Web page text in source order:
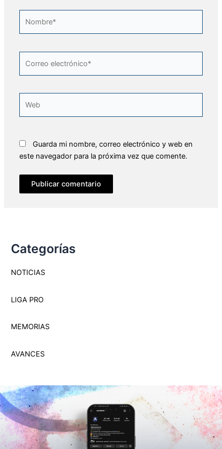
electrónico*
Guarda mi nombre, correo electrónico y web en
este navegador para la próxima vez que comente.
Categorías
NOTICIAS
LIGA PRO
MEMORIAS
AVANCES